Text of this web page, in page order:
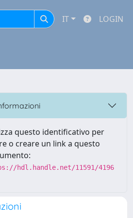
IT LOGIN
questo identificativo per
o creare un link a questo
hdl.handle.net/11591/4196